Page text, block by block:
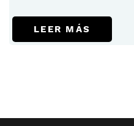
LEER MÁS